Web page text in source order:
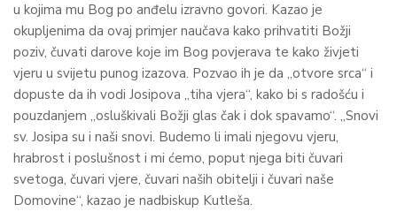
u kojima mu Bog po anđelu izravno govori. Kazao je
okupljenima da ovaj primjer naučava kako prihvatiti Božji
poziv, čuvati darove koje im Bog povjerava te kako živjeti
vjeru u svijetu punog izazova. Pozvao ih je da „otvore srca“ i
dopuste da ih vodi Josipova „tiha vjera“, kako bi s radošću i
pouzdanjem „osluškivali Božji glas čak i dok spavamo“. „Snovi
sv. Josipa su i naši snovi. Budemo li imali njegovu vjeru,
hrabrost i poslušnost i mi ćemo, poput njega biti čuvari
svetoga, čuvari vjere, čuvari naših obitelji i čuvari naše
Domovine“, kazao je nadbiskup Kutleša.